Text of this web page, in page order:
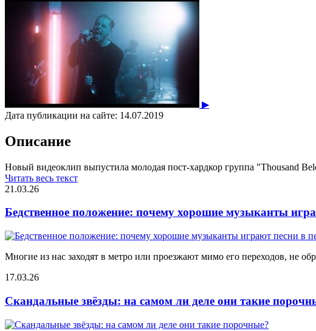
▶
Дата публикации на сайте: 14.07.2019
Описание
Новый видеоклип выпустила молодая пост-хардкор группа "Thousand
Читать весь текст
21.03.26
Бедственное положение: почему хорошие музыканты
Многие из нас заходят в метро или проезжают мимо его переходов, не
17.03.26
Скандальные звёзды: на самом ли деле они такие